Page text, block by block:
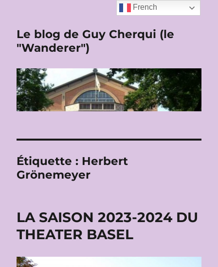
Le blog de Guy Cherqui (le
"Wanderer")
Étiquette : Herbert
Grönemeyer
LA SAISON 2023-2024 DU
THEATER BASEL
French